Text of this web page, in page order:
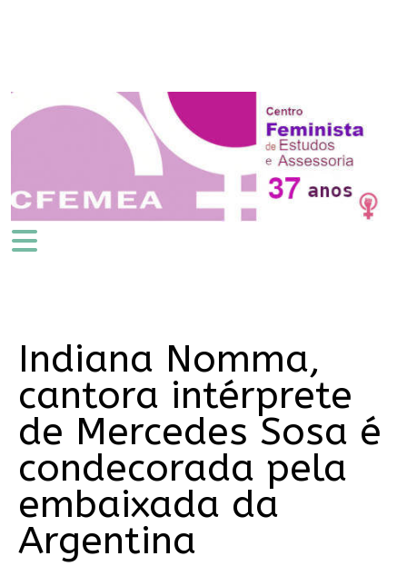
Indiana Nomma,
cantora intérprete
de Mercedes Sosa é
condecorada pela
embaixada da
Argentina